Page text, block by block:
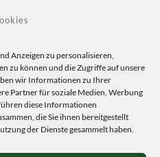
Anzeigen zu personalisieren,
zu können und die Zugriffe auf unsere
wir Informationen zu Ihrer
Partner für soziale Medien, Werbung
diese Informationen
die Sie ihnen bereitgestellt
der Dienste gesammelt haben.
All Rights Reserved.